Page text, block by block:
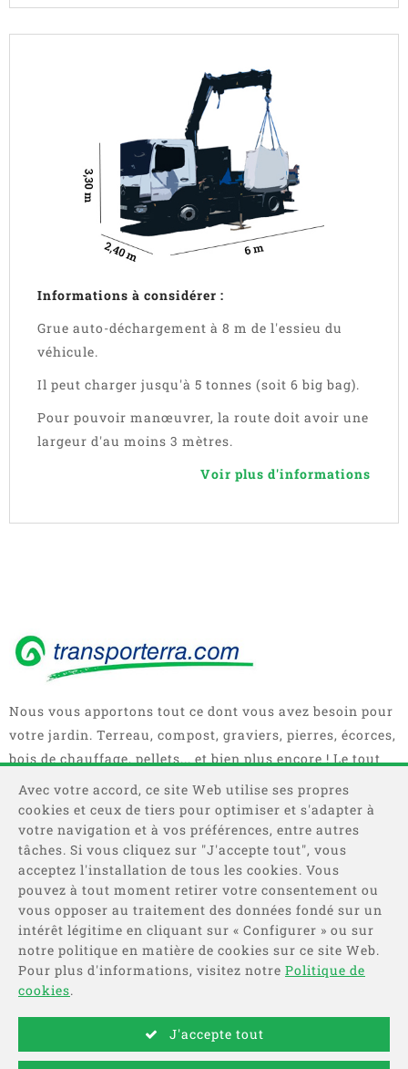
Informations à considérer :
Grue auto-déchargement à 8 m de l'essieu du
véhicule.
Il peut charger jusqu'à 5 tonnes (soit 6 big bag).
Pour pouvoir manœuvrer, la route doit avoir une
largeur d'au moins 3 mètres.
Voir plus d'informations
Nous vous apportons tout ce dont vous avez besoin pour
votre jardin. Terreau, compost, graviers, pierres, écorces,
bois de chauffage, pellets... et bien plus encore ! Le tout
en sacs, big bag ou camions complets.
Catégories
Information
Avec votre accord, ce site Web utilise ses propres
cookies et ceux de tiers pour optimiser et s'adapter à
votre navigation et à vos préférences, entre autres
tâches. Si vous cliquez sur "J'accepte tout", vous
acceptez l'installation de tous les cookies. Vous
pouvez à tout moment retirer votre consentement ou
vous opposer au traitement des données fondé sur un
intérêt légitime en cliquant sur « Configurer » ou sur
notre politique en matière de cookies sur ce site Web.
Pour plus d'informations, visitez notre Politique de
cookies.
J'accepte tout